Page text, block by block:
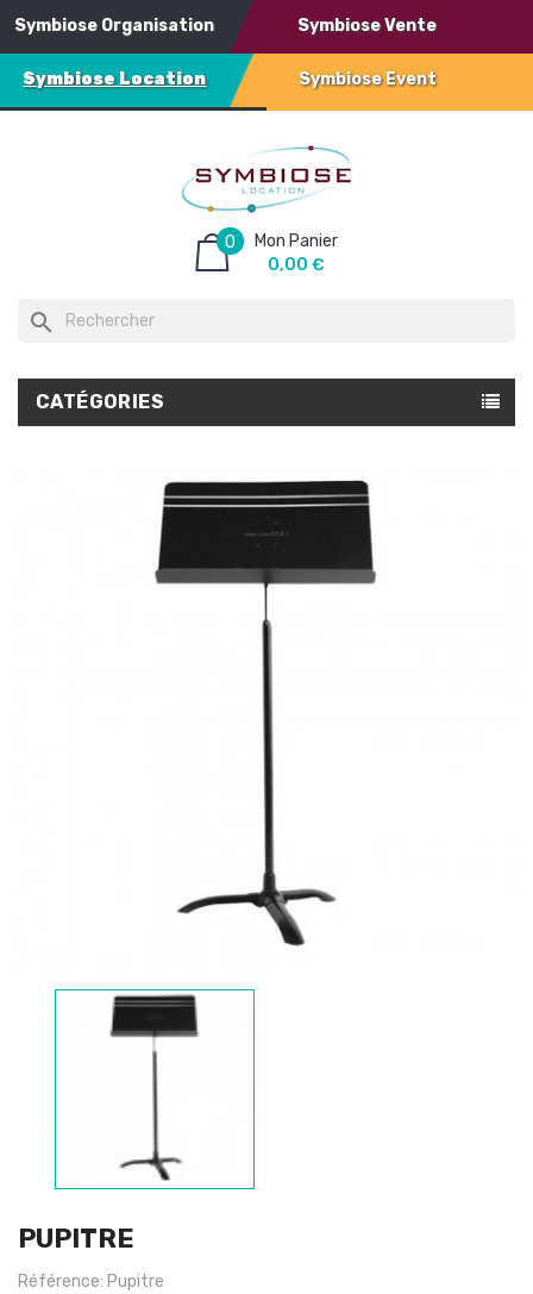
Symbiose Organisation Symbiose Vente
Symbiose Location Symbiose Event
Mon Panier
0
0,00 €
search
CATÉGORIES
PUPITRE
Référence: Pupitre